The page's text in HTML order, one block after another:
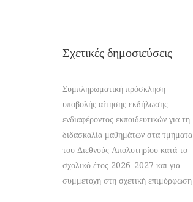
Σχετικές δημοσιεύσεις
Συμπληρωματική πρόσκληση
υποβολής αίτησης εκδήλωσης
ενδιαφέροντος εκπαιδευτικών για τη
διδασκαλία μαθημάτων στα τμήματα
του Διεθνούς Απολυτηρίου κατά το
σχολικό έτος 2026-2027 και για
συμμετοχή στη σχετική επιμόρφωση